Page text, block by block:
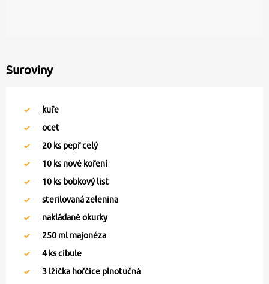
Suroviny
kuře
ocet
20 ks pepř celý
10 ks nové koření
10 ks bobkový list
sterilovaná zelenina
nakládané okurky
250 ml majonéza
4 ks cibule
3 lžička hořčice plnotučná